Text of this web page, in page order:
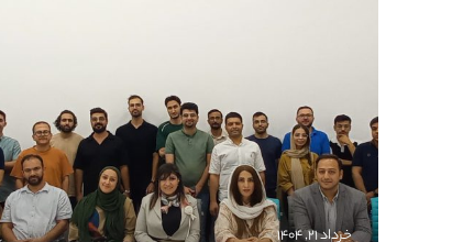
خرداد ۲۱, ۱۴۰۴